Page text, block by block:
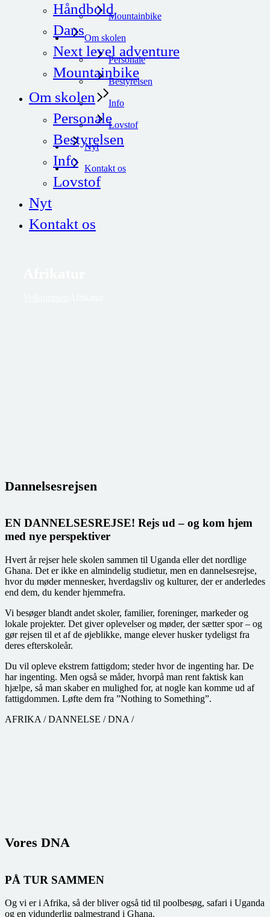
Mountainbike
Om skolen
Personale
Bestyrelsen
Info
Lovstof
Nyt
Kontakt os
Håndbold
Dans
Next level adventure
Mountainbike
Om skolen
Personale
Bestyrelsen
Info
Lovstof
Nyt
Kontakt os
Dannelsesrejsen
EN DANNELSESREJSE! Rejs ud – og kom hjem
med nye perspektiver
Hvert år rejser hele skolen sammen til Uganda eller det nordlige
Ghana. Det er ikke en almindelig studietur, men en dannelsesrejse,
hvor du møder mennesker, hverdagsliv og kulturer, der er anderledes
end dem, du kender hjemmefra.
Vi besøger blandt andet skoler, familier, foreninger, markeder og
lokale projekter. Det giver oplevelser og møder, der sætter spor – og
gør rejsen til et af de øjeblikke, mange elever husker tydeligst fra
deres efterskoleår.
Du vil opleve ekstrem fattigdom; steder hvor de ingenting har. De
har ingenting. Men også se måder, hvorpå man rent faktisk kan
hjælpe, så man skaber en mulighed for, at nogle kan komme ud af
fattigdommen. Løfte dem fra ”Nothing to Something”.
AFRIKA /DANNELSE /DNA /
Vores DNA
PÅ TUR SAMMEN
Og vi er i Afrika, så der bliver også tid til poolbesøg, safari i Uganda
og en vidunderlig palmestrand i Ghana.